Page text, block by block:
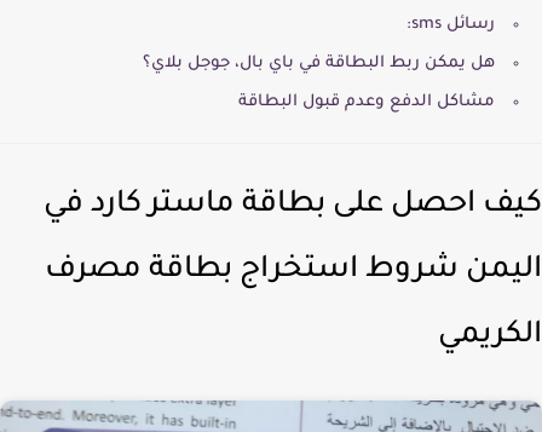
رسائل sms:
هل يمكن ربط البطاقة في باي بال، جوجل بلاي؟
مشاكل الدفع وعدم قبول البطاقة
احصل على بطاقة ماستر كارد في
شروط استخراج بطاقة مصرف